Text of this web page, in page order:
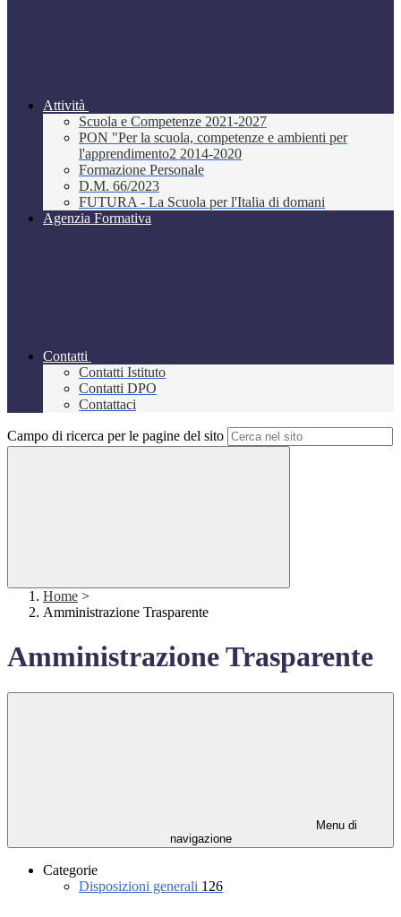
Attività
Scuola e Competenze 2021-2027
PON "Per la scuola, competenze e ambienti per
l'apprendimento2 2014-2020
Formazione Personale
D.M. 66/2023
FUTURA - La Scuola per l'Italia di domani
Agenzia Formativa
Contatti
Contatti Istituto
Contatti DPO
Contattaci
Campo di ricerca per le pagine del sito
Home >
Amministrazione Trasparente
Amministrazione Trasparente
Menu di
navigazione
Categorie
Disposizioni generali 126